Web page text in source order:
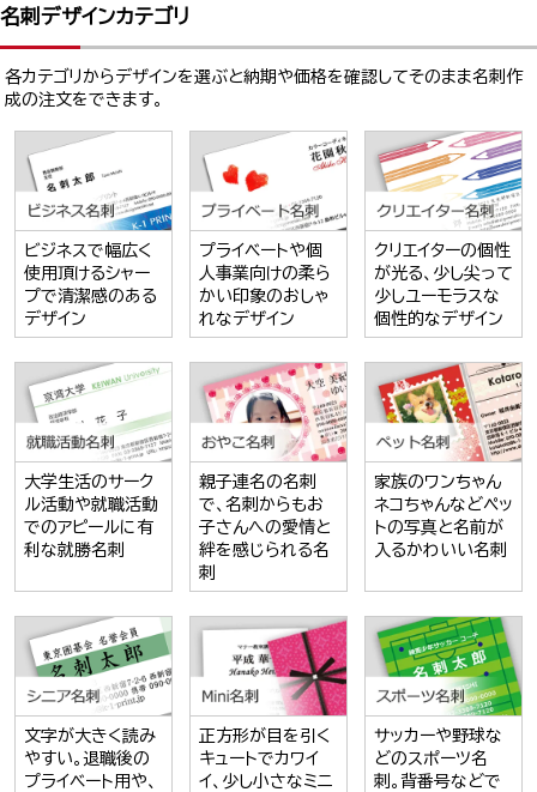
名刺デザインカテゴリ
各カテゴリからデザインを選ぶと納期や価格を確認してそのまま名刺作
成の注文をできます。
ビジネスで幅広く
使用頂けるシャー
プで清潔感のある
デザイン
プライベートや個
人事業向けの柔ら
かい印象のおしゃ
れなデザイン
クリエイターの個性
が光る、少し尖って
少しユーモラスな
個性的なデザイン
大学生活のサーク
ル活動や就職活動
でのアピールに有
利な就勝名刺
親子連名の名刺
で、名刺からもお
子さんへの愛情と
絆を感じられる名
刺
家族のワンちゃん
ネコちゃんなどペッ
トの写真と名前が
入るかわいい名刺
文字が大きく読み
やすい。退職後の
プライベート用や、
正方形が目を引く
キュートでカワイ
イ、少し小さなミニ
サッカーや野球な
どのスポーツ名
刺。背番号などで